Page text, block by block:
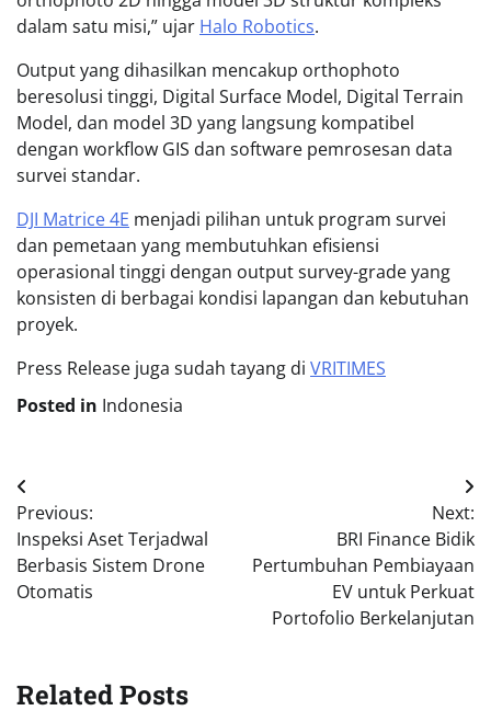
dalam satu misi,” ujar Halo Robotics.
Output yang dihasilkan mencakup orthophoto
beresolusi tinggi, Digital Surface Model, Digital Terrain
Model, dan model 3D yang langsung kompatibel
dengan workflow GIS dan software pemrosesan data
survei standar.
DJI Matrice 4E menjadi pilihan untuk program survei
dan pemetaan yang membutuhkan efisiensi
operasional tinggi dengan output survey-grade yang
konsisten di berbagai kondisi lapangan dan kebutuhan
proyek.
Press Release juga sudah tayang di VRITIMES
Posted in Indonesia
Post
navigation
Previous:
Inspeksi Aset Terjadwal
Berbasis Sistem Drone
Otomatis
Next:
BRI Finance Bidik
Pertumbuhan Pembiayaan
EV untuk Perkuat
Portofolio Berkelanjutan
Related Posts